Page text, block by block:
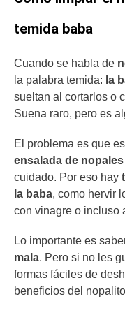
temida baba
Cuando se habla de
la palabra temida: la
sueltan al cortarlos o
Suena raro, pero es
El problema es que
ensalada de
cuidado. Por eso hay
la baba, como hervir
con vinagre o incluso
Lo importante es
mala. Pero si no les
formas fáciles de
beneficios del